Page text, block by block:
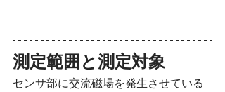
測定範囲と測定対象
センサ部に交流磁場を発生させている